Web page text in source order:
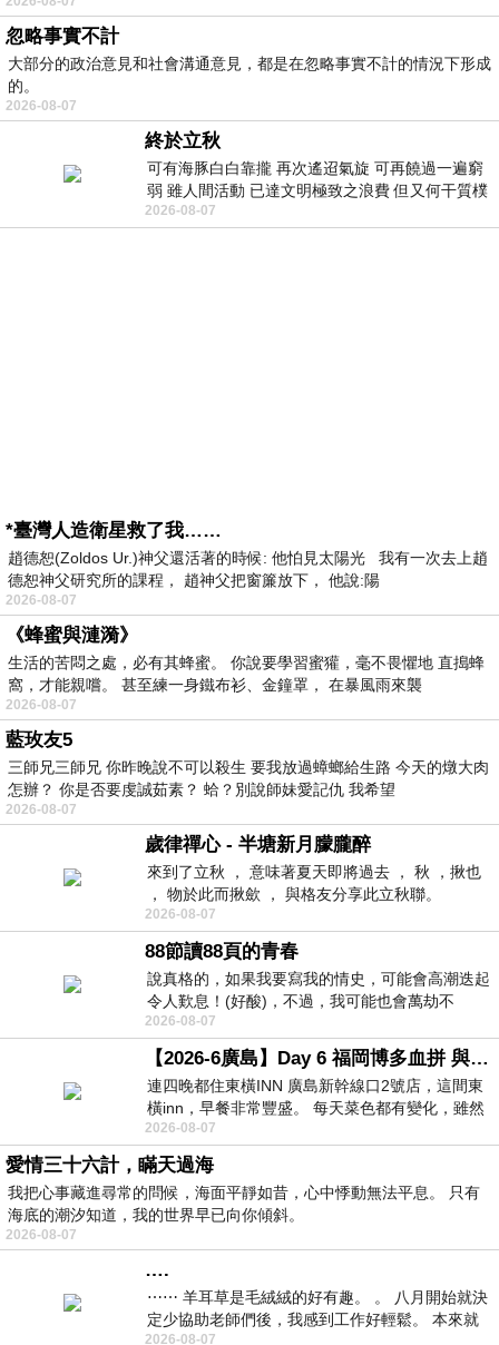
忽略事實不計
大部分的政治意見和社會溝通意見，都是在忽略事實不計的情況下形成
的。
2026-08-07
終於立秋
可有海豚白白靠攏 再次遙迢氣旋 可再饒過一遍窮
弱 雖人間活動 已達文明極致之浪費 但又何干質樸
者 只能白白陪葬
2026-08-07
*臺灣人造衛星救了我……
趙德恕(Zoldos Ur.)神父還活著的時候: 他怕見太陽光 我有一次去上趙
德恕神父研究所的課程， 趙神父把窗簾放下， 他說:陽
2026-08-07
《蜂蜜與漣漪》
生活的苦悶之處，必有其蜂蜜。 你說要學習蜜獾，毫不畏懼地 直搗蜂
窩，才能親嚐。 甚至練一身鐵布衫、金鐘罩， 在暴風雨來襲
2026-08-07
藍玫友5
三師兄三師兄 你昨晚說不可以殺生 要我放過蟑螂給生路 今天的燉大肉
怎辦？ 你是否要虔誠茹素？ 蛤？別說師妹愛記仇 我希望
2026-08-07
歲律禪心 - 半塘新月朦朧醉
來到了立秋 ， 意味著夏天即將過去 ， 秋 ，揪也
， 物於此而揪歛 ， 與格友分享此立秋聯。
2026-08-07
88節讀88頁的青春
說真格的，如果我要寫我的情史，可能會高潮迭起
令人歎息！(好酸)，不過，我可能也會萬劫不
復...，每天跪鍵盤還是被判了花心的罪
2026-08-07
【2026-6廣島】Day 6 福岡博多血拼 與機場接送少年司機深夜對談
連四晚都住東橫INN 廣島新幹線口2號店，這間東
橫inn，早餐非常豐盛。 每天菜色都有變化，雖然
看到工作人員拿出料理包加熱，但
2026-08-07
愛情三十六計，瞞天過海
我把心事藏進尋常的問候，海面平靜如昔，心中悸動無法平息。 只有
海底的潮汐知道，我的世界早已向你傾斜。
2026-08-07
….
⋯⋯ 羊耳草是毛絨絨的好有趣。 。 八月開始就決
定少協助老師們後，我感到工作好輕鬆。 本來就
2026-08-07